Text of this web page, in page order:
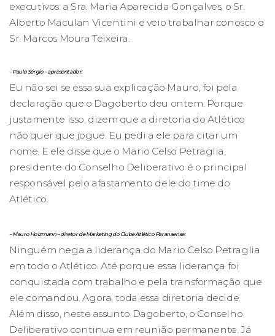
executivos: a Sra. Maria Aparecida Gonçalves, o Sr.
Alberto Maculan Vicentini e veio trabalhar conosco o
Sr. Marcos Moura Teixeira.
– Paulo Sérgio – apresentador:
Eu não sei se essa sua explicação Mauro, foi pela
declaração que o Dagoberto deu ontem. Porque
justamente isso, dizem que a diretoria do Atlético
não quer que jogue. Eu pedi a ele para citar um
nome. E ele disse que o Mario Celso Petraglia,
presidente do Conselho Deliberativo é o principal
responsável pelo afastamento dele do time do
Atlético.
– Mauro Holzmann – diretor de Marketing do Clube Atlético Paranaense:
Ninguém nega a liderança do Mario Celso Petraglia
em todo o Atlético. Até porque essa liderança foi
conquistada com trabalho e pela transformação que
ele comandou. Agora, toda essa diretoria decide.
Além disso, neste assunto Dagoberto, o Conselho
Deliberativo continua em reunião permanente. Já